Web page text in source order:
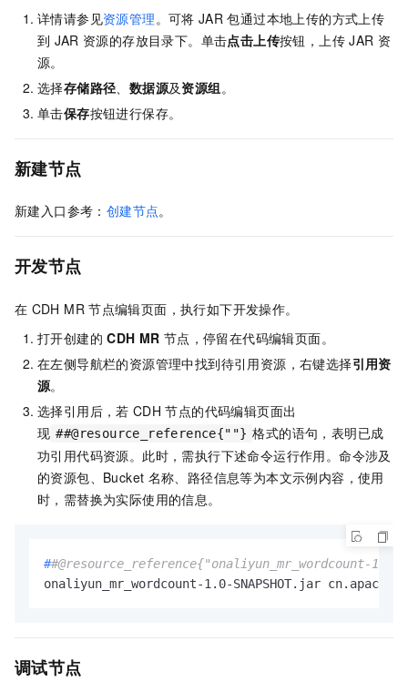
详情请参见资源管理。可将 JAR 包通过本地上传的方式上传
到 JAR 资源的存放目录下。单击点击上传按钮，上传 JAR 资
源。
选择存储路径、 数据源及资源组。
单击保存按钮进行保存。
新建节点
新建入口参考： 创建节点。
开发节点
在 CDH MR 节点编辑页面，执行如下开发操作。
打开创建的 CDH MR 节点，停留在代码编辑页面。
在左侧导航栏的资源管理中找到待引用资源，右键选择引用资
源。
选择引用后，若 CDH 节点的代码编辑页面出
现 ##@resource_reference{""} 格式的语句，表明已成
功引用代码资源。此时，需执行下述命令运行作用。命令涉及
的资源包、Bucket 名称、路径信息等为本文示例内容，使用
时，需替换为实际使用的信息。
##@resource_reference{"onaliyun_mr_wordcount-1.0-
onaliyun_mr_wordcount-1.0-SNAPSHOT.jar
调试节点